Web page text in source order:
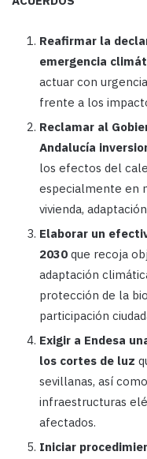
Reafirmar la
emergencia
actuar con
frente a los
Reclamar al
Andalucía
los efectos del
especialmente en
vivienda,
Elaborar un
2030 que recoja
adaptación
protección de la
participación
Exigir a Endesa
los cortes de luz
sevillanas, así
infraestructuras
afectados.
Iniciar